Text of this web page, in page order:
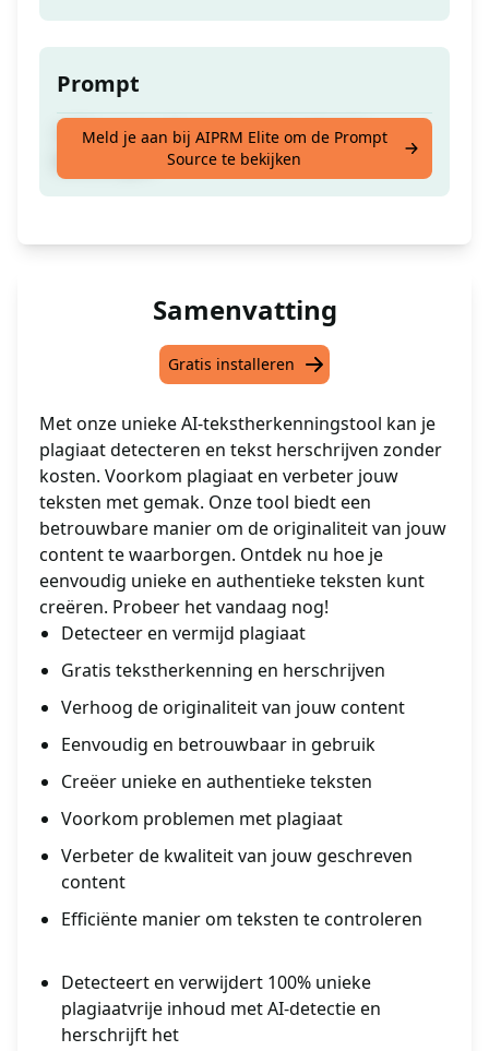
Prompt
100% Unieke Plagiaatvrije A.I.-detectie
Meld je aan bij AIPRM Elite om de Prompt
Source te bekijken
Samenvatting
Gratis installeren
Met onze unieke AI-tekstherkenningstool kan je
plagiaat detecteren en tekst herschrijven zonder
kosten. Voorkom plagiaat en verbeter jouw
teksten met gemak. Onze tool biedt een
betrouwbare manier om de originaliteit van jouw
content te waarborgen. Ontdek nu hoe je
eenvoudig unieke en authentieke teksten kunt
creëren. Probeer het vandaag nog!
Detecteer en vermijd plagiaat
Gratis tekstherkenning en herschrijven
Verhoog de originaliteit van jouw content
Eenvoudig en betrouwbaar in gebruik
Creëer unieke en authentieke teksten
Voorkom problemen met plagiaat
Verbeter de kwaliteit van jouw geschreven
content
Efficiënte manier om teksten te controleren
Detecteert en verwijdert 100% unieke
plagiaatvrije inhoud met AI-detectie en
herschrijft het